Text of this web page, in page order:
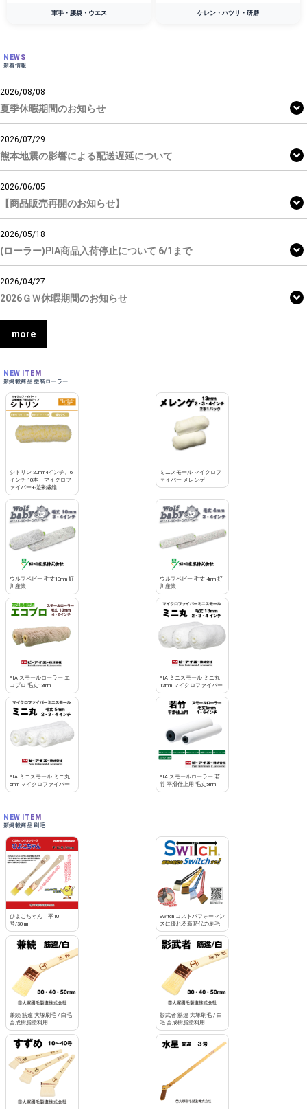
軍手・腰袋・ウエス ケレン・ハツリ・研磨
NEWS
新着情報
2026/08/08
夏季休暇期間のお知らせ
2026/07/29
熊本地震の影響による配送遅延について
2026/06/05
【商品販売再開のお知らせ】
2026/05/18
(ローラー)PIA商品入荷停止について 6/1まで
2026/04/27
2026ＧＷ休暇期間のお知らせ
more
NEW ITEM
新掲載商品 塗装ローラー
シトリン 20mm4インチ、6
インチ 10本 マイクロフ
ァイバー+従来繊維
ミニスモール マイクロフ
ァイバー メレンゲ
ウルフベビー 毛丈10mm 好
川産業
ウルフベビー 毛丈 4mm 好
川産業
PIA スモールローラー エ
コプロ 毛丈13mm
PIA ミニスモール ミニ丸
13mm マイクロファイバー
PIA ミニスモール ミニ丸
5mm マイクロファイバー
PIA スモールローラー 若
竹 平滑仕上用 毛丈5mm
NEW ITEM
新掲載商品 刷毛
ひよこちゃん 平10
号/30mm
Switch コストパフォーマン
スに優れる新時代の刷毛
兼続 筋違 大塚刷毛 / 白毛
合成樹脂塗料用
影武者 筋違 大塚刷毛 / 白
毛 合成樹脂塗料用